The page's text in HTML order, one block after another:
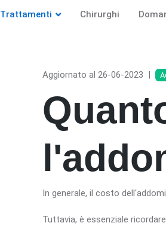
Trattamenti Chirurghi
Aggiornato al 26-06-2023 |
In generale, il costo
Tuttavia, è essenziale